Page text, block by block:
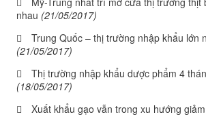
nhau (21/05/2017)
Trung Quốc – thị trường nhập khẩu lớn
(21/05/2017)
Thị trường nhập khẩu dược phẩm 4
(18/05/2017)
Xuất khẩu gạo vẫn trong xu hướng giảm